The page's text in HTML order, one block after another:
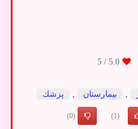
5.0
/ 5
بیمارستان پزشك
(1)
(0)